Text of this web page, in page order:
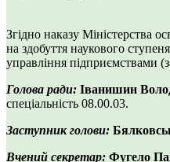
Згідно наказу Міністерства
на здобуття наукового
управління підприємствами
Голова ради: Іванишин
спеціальність 08.00.03.
Заступник голови:
Вчений секретар: Фугело